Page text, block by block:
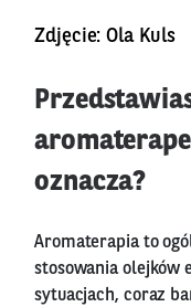
Zdjęcie: Ola Kuls
oznacza?
Aromaterapia to
stosowania olejków
sytuacjach, coraz